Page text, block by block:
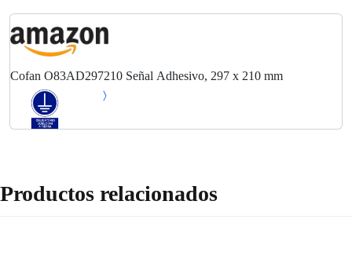
Cofan O83AD297210 Señal Adhesivo, 297 x 210 mm
Productos relacionados